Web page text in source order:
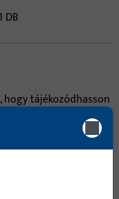
1 DB
hogy tájékozódhasson